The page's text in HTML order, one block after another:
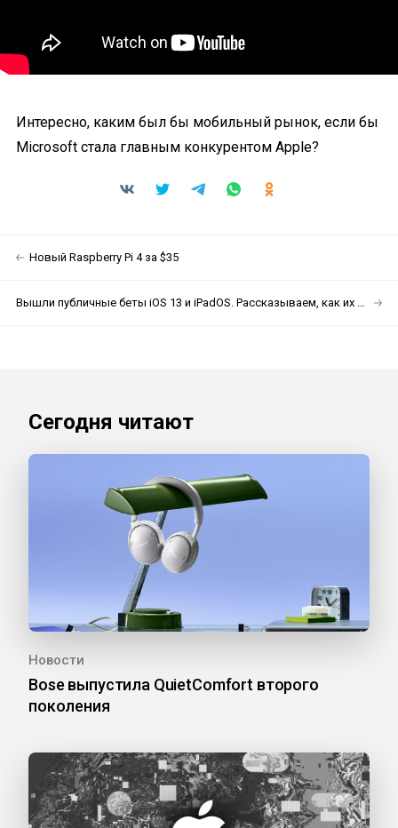
Интересно, каким был бы мобильный рынок, если бы
Microsoft стала главным конкурентом Apple?
Новый Raspberry Pi 4 за $35
Вышли публичные беты iOS 13 и iPadOS. Рассказываем, как их установить
Сегодня читают
Новости
Bose выпустила QuietComfort второго
поколения